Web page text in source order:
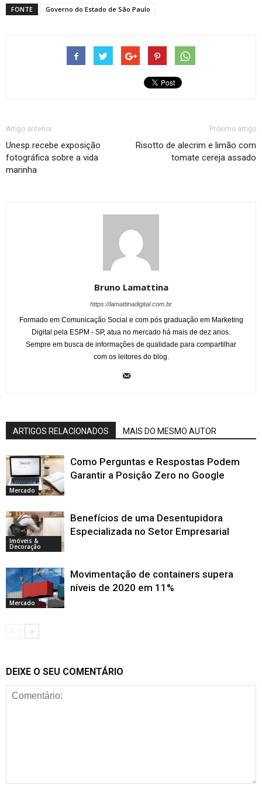
FONTE Governo do Estado de São Paulo
Artigo anterior
Unesp recebe exposição
fotográfica sobre a vida
marinha
Próximo artigo
Risotto de alecrim e limão com
tomate cereja assado
Bruno Lamattina
https://lamattinadigital.com.br
Formado em Comunicação Social e com pós graduação em Marketing
Digital pela ESPM - SP, atua no mercado há mais de dez anos.
Sempre em busca de informações de qualidade para compartilhar
com os leitores do blog.
ARTIGOS RELACIONADOS MAIS DO MESMO AUTOR
Mercado
Como Perguntas e Respostas Podem
Garantir a Posição Zero no Google
Imóveis &
Decoração
Benefícios de uma Desentupidora
Especializada no Setor Empresarial
Mercado
Movimentação de containers supera
níveis de 2020 em 11%
DEIXE O SEU COMENTÁRIO